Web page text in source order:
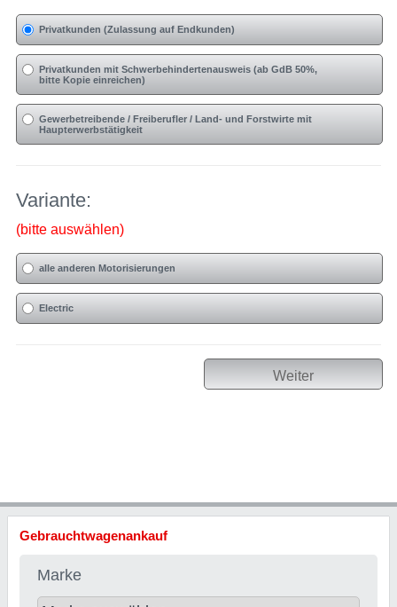
Privatkunden (Zulassung auf Endkunden)
Privatkunden mit Schwerbehindertenausweis (ab GdB 50%,
bitte Kopie einreichen)
Gewerbetreibende / Freiberufler / Land- und Forstwirte mit
Haupterwerbstätigkeit
Variante:
(bitte auswählen)
alle anderen Motorisierungen
Electric
Weiter
Gebrauchtwagenankauf
Marke